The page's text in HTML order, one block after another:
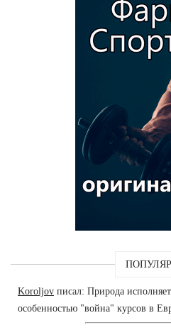
Koroljov писал: Природа
особенностью "война" курсов в